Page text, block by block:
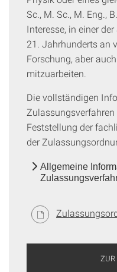
Sc., M. Sc., M. Eng.,
Interesse, in einer
21. Jahrhunderts an
Forschung, aber
mitzuarbeiten.
Die vollständigen
Feststellung der
der
Allgemeine
ZUR